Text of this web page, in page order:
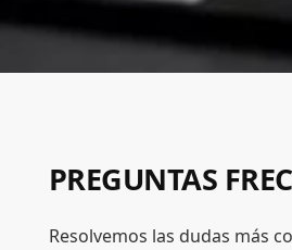
PREGUNTAS
Resolvemos las dudas más